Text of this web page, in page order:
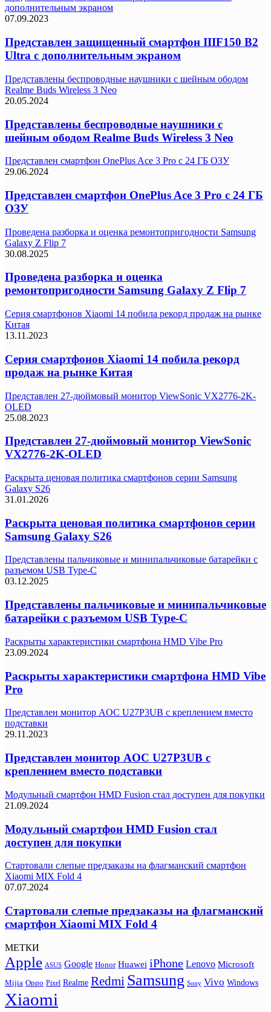
дополнительным экраном
07.09.2023
Представлен защищенный смартфон IIIF150 B2
Ultra с дополнительным экраном
Представлены беспроводные наушники с шейным ободом
Realme Buds Wireless 3 Neo
20.05.2024
Представлены беспроводные наушники с
шейным ободом Realme Buds Wireless 3 Neo
Представлен смартфон OnePlus Ace 3 Pro с 24 ГБ ОЗУ
29.06.2024
Представлен смартфон OnePlus Ace 3 Pro с 24 ГБ
ОЗУ
Проведена разборка и оценка ремонтопригодности Samsung
Galaxy Z Flip 7
30.08.2025
Проведена разборка и оценка
ремонтопригодности Samsung Galaxy Z Flip 7
Серия смартфонов Xiaomi 14 побила рекорд продаж на рынке
Китая
13.11.2023
Серия смартфонов Xiaomi 14 побила рекорд
продаж на рынке Китая
Представлен 27-дюймовый монитор ViewSonic VX2776-2K-
OLED
25.08.2023
Представлен 27-дюймовый монитор ViewSonic
VX2776-2K-OLED
Раскрыта ценовая политика смартфонов серии Samsung
Galaxy S26
31.01.2026
Раскрыта ценовая политика смартфонов серии
Samsung Galaxy S26
Представлены пальчиковые и минипальчиковые батарейки с
разъемом USB Type-C
03.12.2025
Представлены пальчиковые и минипальчиковые
батарейки с разъемом USB Type-C
Раскрыты характеристики смартфона HMD Vibe Pro
23.09.2024
Раскрыты характеристики смартфона HMD Vibe
Pro
Представлен монитор AOC U27P3UB с креплением вместо
подставки
29.11.2023
Представлен монитор AOC U27P3UB с
креплением вместо подставки
Модульный смартфон HMD Fusion стал доступен для покупки
21.09.2024
Модульный смартфон HMD Fusion стал
доступен для покупки
Стартовали слепые предзаказы на флагманский смартфон
Xiaomi MIX Fold 4
07.07.2024
Стартовали слепые предзаказы на флагманский
смартфон Xiaomi MIX Fold 4
МЕТКИ
Apple ASUS Google Honor Huawei iPhone Lenovo Microsoft
Mijia Oppo Pixel Realme Redmi Samsung Sony Vivo Windows
Xiaomi